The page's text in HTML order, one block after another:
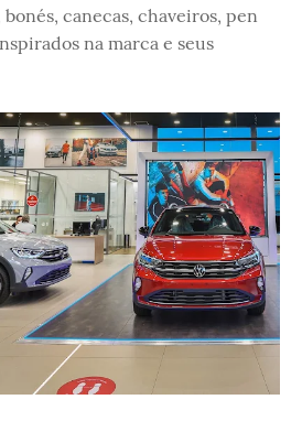
canecas, chaveiros, pen
na marca e seus